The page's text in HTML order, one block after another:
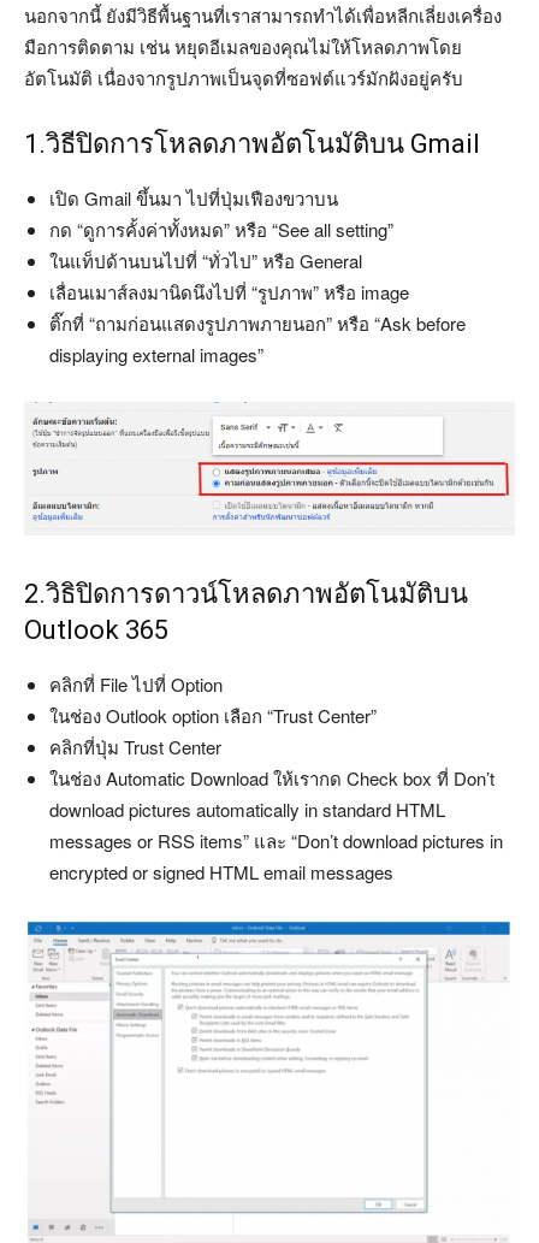
นอกจากนี้ ยังมีวิธีพื้นฐานที่เราสามารถทำได้เพื่อหลีกเลี่ยงเครื่อง
มือการติดตาม เช่น หยุดอีเมลของคุณไม่ให้โหลดภาพโดย
อัตโนมัติ เนื่องจากรูปภาพเป็นจุดที่ซอฟต์แวร์มักฝังอยู่ครับ
1.วิธีปิดการโหลดภาพอัตโนมัติบน Gmail
เปิด Gmail ขึ้นมา ไปที่ปุ่มเฟืองขวาบน
กด “ดูการคั้งค่าทั้งหมด” หรือ “See all setting”
ในแท็ปด้านบนไปที่ “ทั่วไป” หรือ General
เลื่อนเมาส์ลงมานิดนึงไปที่ “รูปภาพ” หรือ image
ติ๊กที่ “ถามก่อนแสดงรูปภาพภายนอก” หรือ “Ask before
displaying external images”
2.วิธิปิดการดาวน์โหลดภาพอัตโนมัติบน
Outlook 365
คลิกที่ File ไปที่ Option
ในช่อง Outlook option เลือก “Trust Center”
คลิกที่ปุ่ม Trust Center
ในช่อง Automatic Download ให้เรากด Check box ที่ Don’t
download pictures automatically in standard HTML
messages or RSS items” และ “Don’t download pictures in
encrypted or signed HTML email messages